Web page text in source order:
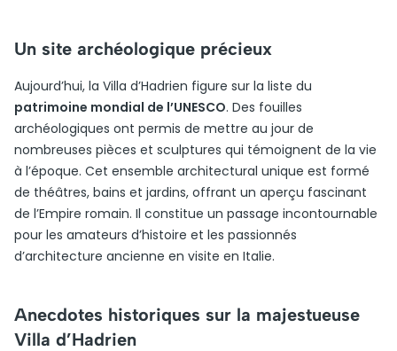
Un site archéologique précieux
Aujourd’hui, la Villa d’Hadrien figure sur la liste du
patrimoine mondial de l’UNESCO. Des fouilles
archéologiques ont permis de mettre au jour de
nombreuses pièces et sculptures qui témoignent de la vie
à l’époque. Cet ensemble architectural unique est formé
de théâtres, bains et jardins, offrant un aperçu fascinant
de l’Empire romain. Il constitue un passage incontournable
pour les amateurs d’histoire et les passionnés
d’architecture ancienne en visite en Italie.
Anecdotes historiques sur la majestueuse
Villa d’Hadrien